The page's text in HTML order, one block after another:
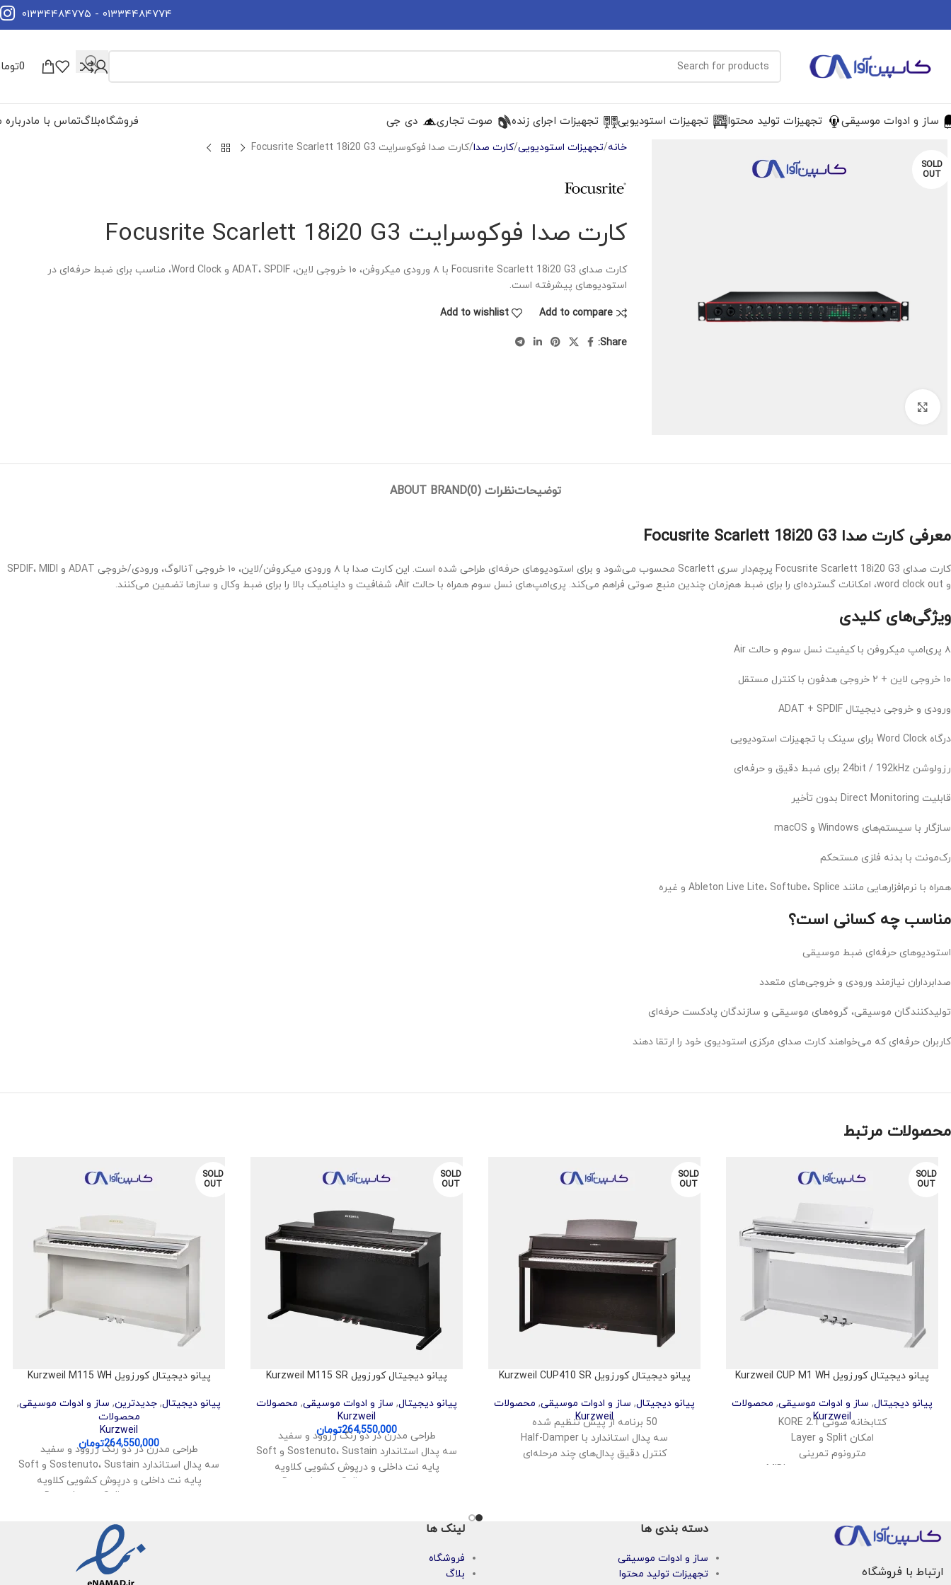
۰۱۳۳۴۴۸۴۷۷۴ - ۰۱۳۳۴۴۸۴۷۷۵
0
ساز و ادوات موسیقی تجهیزات تولید محتوا تجهیزات استودیویی تجهیزات اجرای زنده صوت تجاری دی جی فروشگاهبلاگتماس با مادرباره
SOLD
OUT
خانه تجهیزات استودیویی کارت صدا کارت صدا فوکوسرایت Focusrite Scarlett 18i20 G3
کارت صدا فوکوسرایت Focusrite Scarlett 18i20 G3
کارت صدای Focusrite Scarlett 18i20 G3 با ۸ ورودی میکروفن، ۱۰ خروجی لاین، ADAT، SPDIF و Word Clock، مناسب برای ضبط حرفه‌ای در
استودیوهای پیشرفته است.
Add to compare
Add to wishlist
Share:
توضیحاتنظرات (0) ABOUT BRAND
معرفی کارت صدا Focusrite Scarlett 18i20 G3
کارت صدای Focusrite Scarlett 18i20 G3 پرچم‌دار سری Scarlett محسوب می‌شود و برای استودیوهای حرفه‌ای طراحی شده است. این کارت صدا با ۸ ورودی میکروفن/لاین، ۱۰ خروجی آنالوگ، ورودی/خروجی ADAT و SPDIF، MIDI
و word clock out، امکانات گسترده‌ای را برای ضبط هم‌زمان چندین منبع صوتی فراهم می‌کند. پری‌امپ‌های نسل سوم همراه با حالت Air، شفافیت و داینامیک بالا را برای ضبط وکال و سازها تضمین می‌کنند.
ویژگی‌های کلیدی
۸ پری‌امپ میکروفن با کیفیت نسل سوم و حالت Air
۱۰ خروجی لاین + ۲ خروجی هدفون با کنترل مستقل
ورودی و خروجی دیجیتال ADAT + SPDIF
درگاه Word Clock برای سینک با تجهیزات استودیویی
رزولوشن 24bit / 192kHz برای ضبط دقیق و حرفه‌ای
قابلیت Direct Monitoring بدون تأخیر
سازگار با سیستم‌های Windows و macOS
رک‌مونت با بدنه فلزی مستحکم
همراه با نرم‌افزارهایی مانند Ableton Live Lite، Softube، Splice و غیره
مناسب چه کسانی است؟
استودیوهای حرفه‌ای ضبط موسیقی
صدابرداران نیازمند ورودی و خروجی‌های متعدد
تولیدکنندگان موسیقی، گروه‌های موسیقی و سازندگان پادکست حرفه‌ای
کاربران حرفه‌ای که می‌خواهند کارت صدای مرکزی استودیوی خود را ارتقا دهند
محصولات مرتبط
SOLD
OUT
پیانو دیجیتال کورزویل Kurzweil CUP M1 WH
پیانو دیجیتال, ساز و ادوات موسیقی, محصولات
Kurzweil
کتابخانه صوتی KORE 2.1
امکان Split و Layer
مترونوم تمرینی
SOLD
OUT
پیانو دیجیتال کورزویل Kurzweil CUP410 SR
پیانو دیجیتال, ساز و ادوات موسیقی, محصولات
Kurzweil
50 برنامه از پیش تنظیم شده
سه پدال استاندارد با Half-Damper
کنترل دقیق پدال‌های چند مرحله‌ای
SOLD
OUT
پیانو دیجیتال کورزویل Kurzweil M115 SR
پیانو دیجیتال, ساز و ادوات موسیقی, محصولات
Kurzweil
264,550,000تومان
طراحی مدرن در دو رنگ رزوود و سفید
سه پدال استاندارد Sostenuto، Sustain و Soft
پایه نت داخلی و درپوش کشویی کلاویه
SOLD
OUT
پیانو دیجیتال کورزویل Kurzweil M115 WH
پیانو دیجیتال, جدیدترین, ساز و ادوات موسیقی,
محصولات
Kurzweil
264,550,000تومان
طراحی مدرن در دو رنگ رزوود و سفید
سه پدال استاندارد Sostenuto، Sustain و Soft
پایه نت داخلی و درپوش کشویی کلاویه
ارتباط با فروشگاه
دسته بندی ها
ساز و ادوات موسیقی
تجهیزات تولید محتوا
لینک ها
فروشگاه
بلاگ